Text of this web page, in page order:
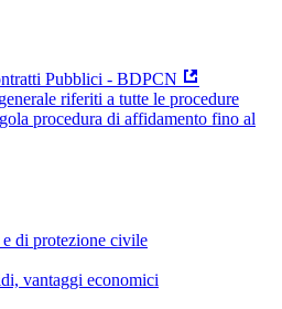
Pubblici - BDPCN
riferiti a tutte le procedure
procedura di affidamento fino al
e di protezione civile
vantaggi economici